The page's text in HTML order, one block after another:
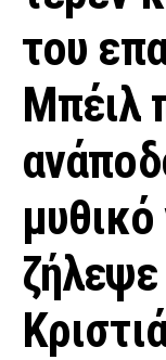
του
Μπέιλ